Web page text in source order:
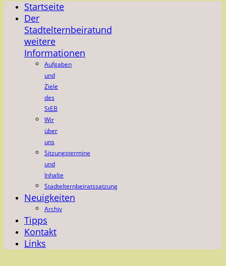
Startseite
Der
Stadtelternbeiratund
weitere
Informationen
Aufgaben
und
Ziele
des
StEB
Wir
über
uns
Sitzungstermine
und
Inhalte
Stadtelternbeiratssatzung
Neuigkeiten
Archiv
Tipps
Kontakt
Links